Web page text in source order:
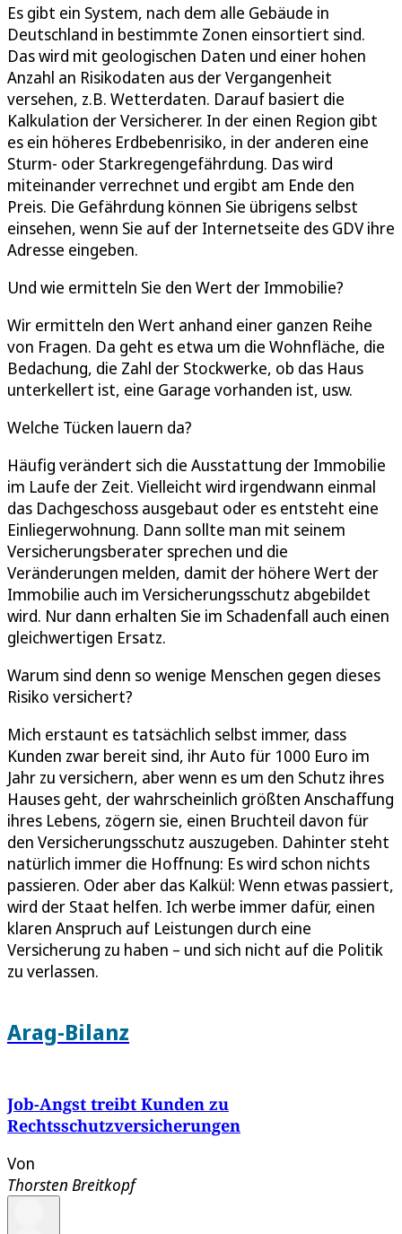
Es gibt ein System, nach dem alle Gebäude in
Deutschland in bestimmte Zonen einsortiert sind.
Das wird mit geologischen Daten und einer hohen
Anzahl an Risikodaten aus der Vergangenheit
versehen, z.B. Wetterdaten. Darauf basiert die
Kalkulation der Versicherer. In der einen Region gibt
es ein höheres Erdbebenrisiko, in der anderen eine
Sturm- oder Starkregengefährdung. Das wird
miteinander verrechnet und ergibt am Ende den
Preis. Die Gefährdung können Sie übrigens selbst
einsehen, wenn Sie auf der Internetseite des GDV ihre
Adresse eingeben.
Und wie ermitteln Sie den Wert der Immobilie?
Wir ermitteln den Wert anhand einer ganzen Reihe
von Fragen. Da geht es etwa um die Wohnfläche, die
Bedachung, die Zahl der Stockwerke, ob das Haus
unterkellert ist, eine Garage vorhanden ist, usw.
Welche Tücken lauern da?
Häufig verändert sich die Ausstattung der Immobilie
im Laufe der Zeit. Vielleicht wird irgendwann einmal
das Dachgeschoss ausgebaut oder es entsteht eine
Einliegerwohnung. Dann sollte man mit seinem
Versicherungsberater sprechen und die
Veränderungen melden, damit der höhere Wert der
Immobilie auch im Versicherungsschutz abgebildet
wird. Nur dann erhalten Sie im Schadenfall auch einen
gleichwertigen Ersatz.
Warum sind denn so wenige Menschen gegen dieses
Risiko versichert?
Mich erstaunt es tatsächlich selbst immer, dass
Kunden zwar bereit sind, ihr Auto für 1000 Euro im
Jahr zu versichern, aber wenn es um den Schutz ihres
Hauses geht, der wahrscheinlich größten Anschaffung
ihres Lebens, zögern sie, einen Bruchteil davon für
den Versicherungsschutz auszugeben. Dahinter steht
natürlich immer die Hoffnung: Es wird schon nichts
passieren. Oder aber das Kalkül: Wenn etwas passiert,
wird der Staat helfen. Ich werbe immer dafür, einen
klaren Anspruch auf Leistungen durch eine
Versicherung zu haben – und sich nicht auf die Politik
zu verlassen.
Arag-Bilanz
Job-Angst treibt Kunden zu
Rechtsschutzversicherungen
Von
Thorsten Breitkopf